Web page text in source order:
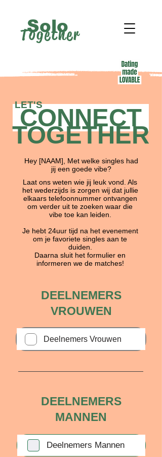
Together
Solo
CONNECT
TOGETHER
LET'S
Hey [NAAM], Met welke singles had
jij een goede vibe?
Laat ons weten wie jij leuk vond. Als
het wederzijds is zorgen wij dat jullie
elkaars telefoonnummer ontvangen
om verder uit te zoeken waar die
vibe toe kan leiden.
Je hebt 24uur tijd na het evenement
om je favoriete singles aan te
duiden.
Daarna sluit het formulier en
informeren we de matches!
DEELNEMERS
VROUWEN
Deelnemers Vrouwen
DEELNEMERS
MANNEN
Deelnemers Mannen